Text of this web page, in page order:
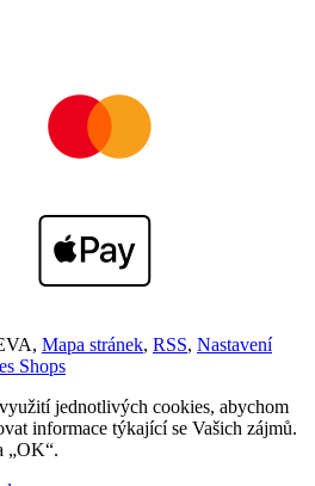
, Mapa stránek, RSS, Nastavení
Shops
jednotlivých cookies, abychom
informace týkající se Vašich zájmů.
„OK“.